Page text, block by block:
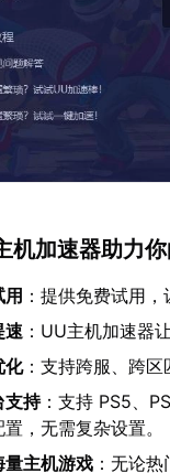
机加速器助力
用 ：提供免费试用
速 ：UU主机加速器
化：支持跨服、跨区
支持：支持 PS5、
，无需复杂设置。
量主机游戏 ：无论